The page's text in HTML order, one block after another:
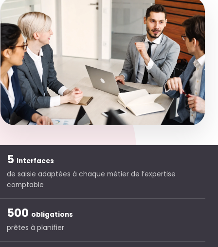
5 interfaces
de saisie adaptées à chaque métier de l’expertise
comptable
500 obligations
prêtes à planifier